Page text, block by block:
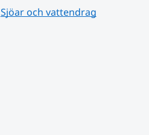
Sjöar och vattendrag